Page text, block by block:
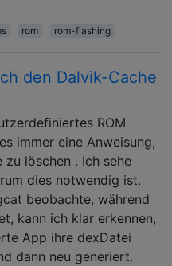
rom rom-flashing
den Dalvik-Cache
ROM
immer eine Anweisung,
zu löschen . Ich sehe
dies notwendig ist.
beobachte, während
kann ich klar erkennen,
App ihre dexDatei
dann neu generiert.